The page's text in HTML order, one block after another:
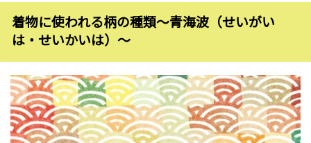
着物に使われる柄の種類〜青海波（せいがい
は・せいかいは）〜